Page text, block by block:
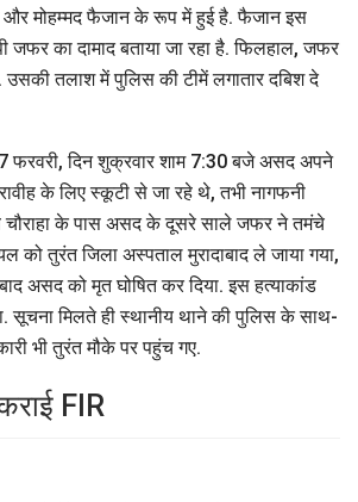
और मोहम्मद फैजान के रूप में हुई है. फैजान इस
जफर का दामाद बताया जा रहा है. फिलहाल, जफर
उसकी तलाश में पुलिस की टीमें लगातार दबिश दे
फरवरी, दिन शुक्रवार शाम 7:30 बजे असद अपने
के लिए स्कूटी से जा रहे थे, तभी नागफनी
चौराहा के पास असद के दूसरे साले जफर ने तमंचे
को तुरंत जिला अस्पताल मुरादाबाद ले जाया गया,
असद को मृत घोषित कर दिया. इस हत्याकांड
सूचना मिलते ही स्थानीय थाने की पुलिस के साथ-
भी तुरंत मौके पर पहुंच गए.
FIR